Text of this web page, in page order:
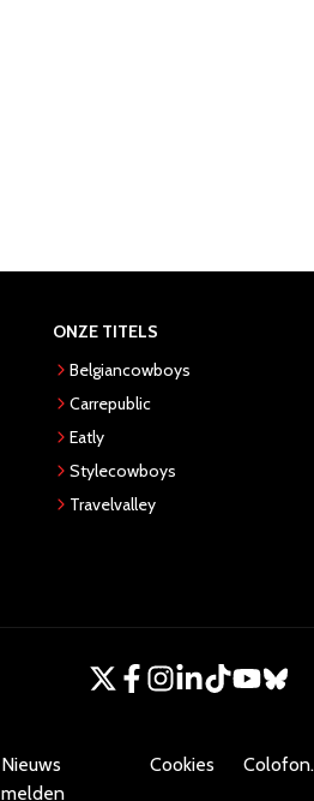
ONZE TITELS
Belgiancowboys
Carrepublic
Eatly
Stylecowboys
Travelvalley
Nieuws
melden
Cookies Colofon.